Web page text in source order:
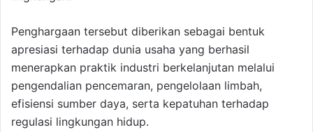
Penghargaan tersebut diberikan sebagai bentuk
apresiasi terhadap dunia usaha yang berhasil
menerapkan praktik industri berkelanjutan melalui
pengendalian pencemaran, pengelolaan limbah,
efisiensi sumber daya, serta kepatuhan terhadap
regulasi lingkungan hidup.